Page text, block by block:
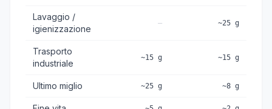
Lavaggio /
igienizzazione
— ~25 g
Trasporto
industriale
~15 g ~15 g
Ultimo miglio ~25 g ~8 g